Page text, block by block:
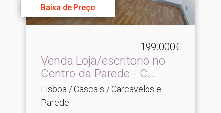
Baixa de Preço
199.000€
Venda Loja/escritorio no
Centro da Parede - C.​..
Lisboa / Cascais / Carcavelos e
Parede